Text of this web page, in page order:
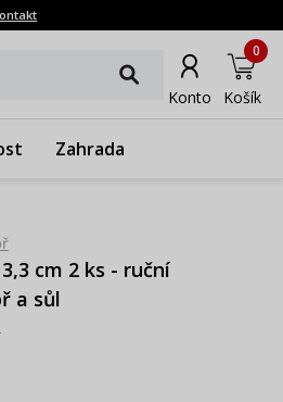
Konto Košík
0
Zahrada
cm 2 ks - ruční
a sůl